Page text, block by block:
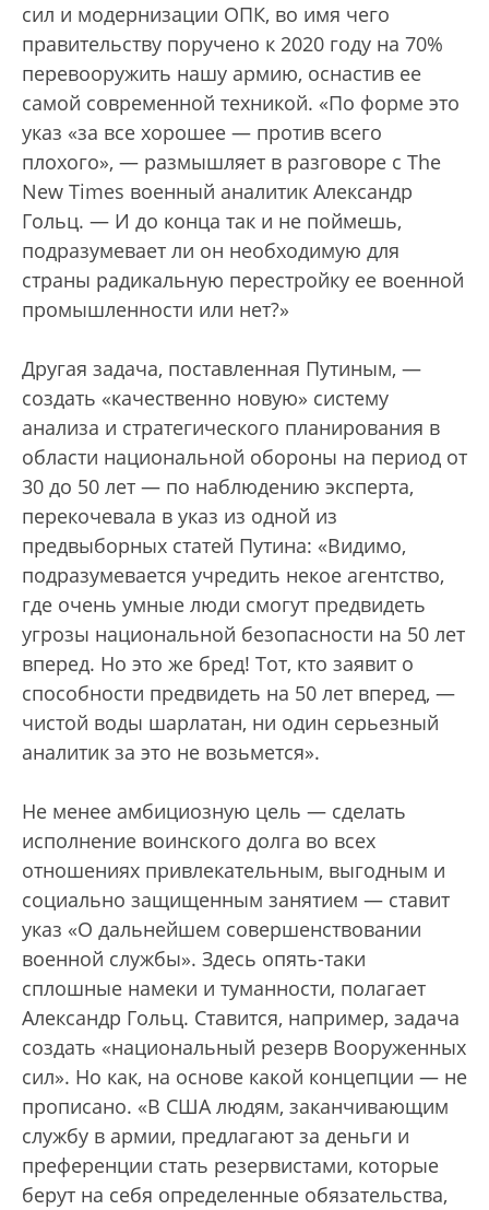
сил и модернизации ОПК, во имя чего
правительству поручено к 2020 году на 70%
перевооружить нашу армию, оснастив ее
самой современной техникой. «По форме это
указ «за все хорошее — против всего
плохого», — размышляет в разговоре с The
New Times военный аналитик Александр
Гольц. — И до конца так и не поймешь,
подразумевает ли он необходимую для
страны радикальную перестройку ее военной
промышленности или нет?»
Другая задача, поставленная Путиным, —
создать «качественно новую» систему
анализа и стратегического планирования в
области национальной обороны на период от
30 до 50 лет — по наблюдению эксперта,
перекочевала в указ из одной из
предвыборных статей Путина: «Видимо,
подразумевается учредить некое агентство,
где очень умные люди смогут предвидеть
угрозы национальной безопасности на 50 лет
вперед. Но это же бред! Тот, кто заявит о
способности предвидеть на 50 лет вперед, —
чистой воды шарлатан, ни один серьезный
аналитик за это не возьмется».
Не менее амбициозную цель — сделать
исполнение воинского долга во всех
отношениях привлекательным, выгодным и
социально защищенным занятием — ставит
указ «О дальнейшем совершенствовании
военной службы». Здесь опять-таки
сплошные намеки и туманности, полагает
Александр Гольц. Ставится, например, задача
создать «национальный резерв Вооруженных
сил». Но как, на основе какой концепции — не
прописано. «В США людям, заканчивающим
службу в армии, предлагают за деньги и
преференции стать резервистами, которые
берут на себя определенные обязательства,